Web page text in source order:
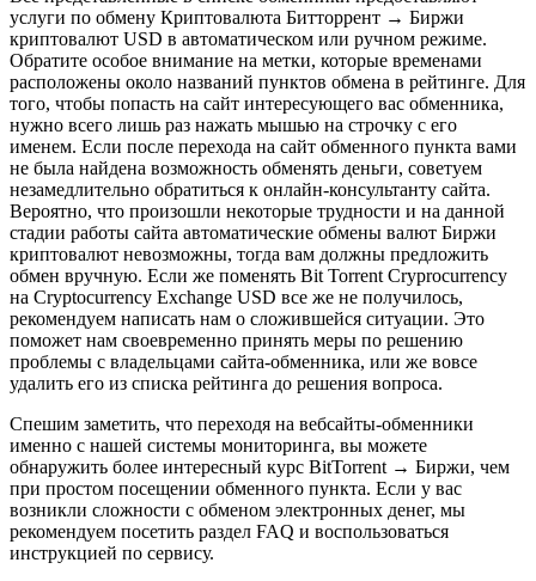
услуги по обмену Криптовалюта Битторрент → Биржи
криптовалют USD в автоматическом или ручном режиме.
Обратите особое внимание на метки, которые временами
расположены около названий пунктов обмена в рейтинге. Для
того, чтобы попасть на сайт интересующего вас обменника,
нужно всего лишь раз нажать мышью на строчку с его
именем. Если после перехода на сайт обменного пункта вами
не была найдена возможность обменять деньги, советуем
незамедлительно обратиться к онлайн-консультанту сайта.
Вероятно, что произошли некоторые трудности и на данной
стадии работы сайта автоматические обмены валют Биржи
криптовалют невозможны, тогда вам должны предложить
обмен вручную. Если же поменять Bit Torrent Cryprocurrency
на Cryptocurrency Exchange USD все же не получилось,
рекомендуем написать нам о сложившейся ситуации. Это
поможет нам своевременно принять меры по решению
проблемы с владельцами сайта-обменника, или же вовсе
удалить его из списка рейтинга до решения вопроса.
Спешим заметить, что переходя на вебсайты-обменники
именно с нашей системы мониторинга, вы можете
обнаружить более интересный курс BitTorrent → Биржи, чем
при простом посещении обменного пункта. Если у вас
возникли сложности с обменом электронных денег, мы
рекомендуем посетить раздел FAQ и воспользоваться
инструкцией по сервису.